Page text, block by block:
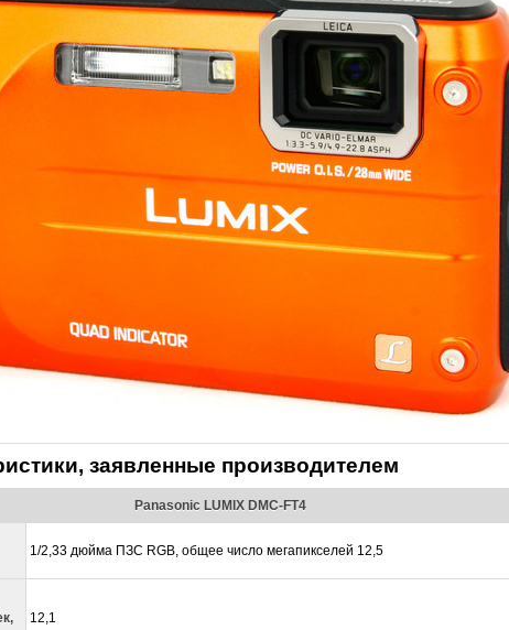
заявленные производителем
Panasonic LUMIX DMC-FT4
1/2,33 дюйма ПЗС RGB, общее число мегапикселей 12,5
12,1